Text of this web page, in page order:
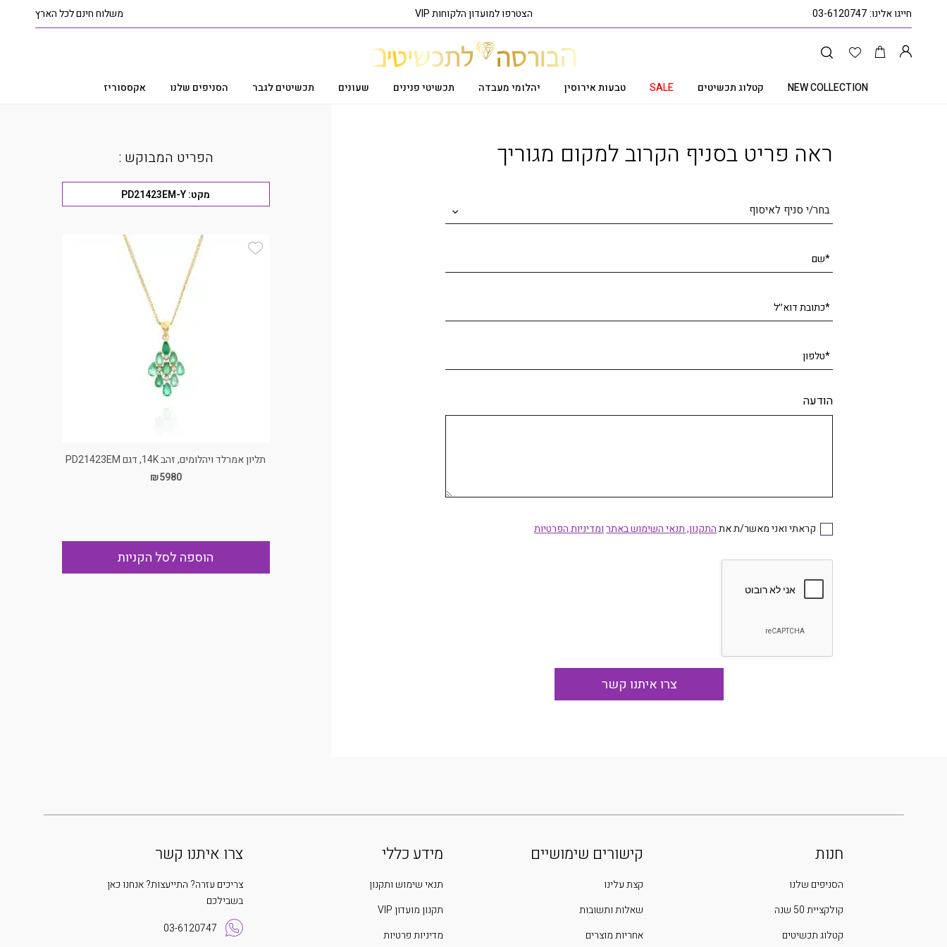
חייגו אלינו:03-6120747 הצטרפו למועדון הלקוחות VIP משלוח חינם לכל הארץ
NEW COLLECTION קטלוג תכשיטים SALE טבעות אירוסין יהלומי מעבדה תכשיטי פנינים שעונים תכשיטים לגבר הסניפים שלנו אקססוריז
ראה פריט בסניף הקרוב למקום מגוריך
בחר/י סניף לאיסוף
*שם
*כתובת דוא׳׳ל
*טלפון
הודעה
קראתי ואני מאשר/ת אתהתקנון, תנאי השימוש באתר ומדיניות הפרטיות
הפריט המבוקש :
מקט:PD21423EM-Y
Add Wishlist
תליון אמרלד ויהלומים, זהב 14K, דגם PD21423EM
₪5980
הוספה לסל הקניות
חנות
הסניפים שלנו
קולקציית 50 שנה
קטלוג תכשיטים
קישורים שימושיים
קצת עלינו
שאלות ותשובות
אחריות מוצרים
מידע כללי
תנאי שימוש ותקנון
תקנון מועדון VIP
מדיניות פרטיות
צרו איתנו קשר
צריכים עזרה? התייעצות? אנחנו כאן
בשבילכם
03-6120747